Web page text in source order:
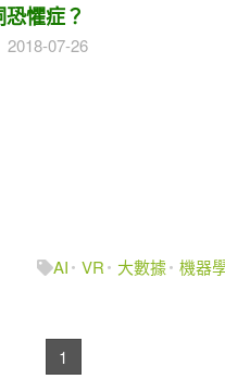
懼症？
2018-07-26
AI
VR 大數據 機器
1